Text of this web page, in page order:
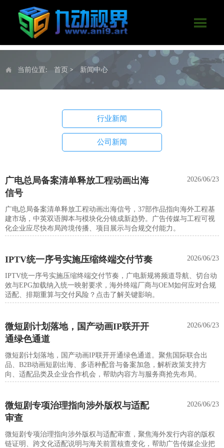

 当前位置: 首页 > 新闻中心
行业新闻
公司新闻
广电总局备案清单释放工程动画出海
信号
2026/06/23
广电总局备案清单释放工程动画出海信号，37部作品指向海外工程基
建市场，中英双语脚本与模块化分镜成新趋势。广告传媒与工程可视
化企业应尽快布局跨境传播、项目展示与合规交付能力。
IPTV统一序号实施压缩终端交付节奏 2026/06/23
IPTV统一序号实施压缩终端交付节奏，广电新规将频道导航、切台动
效与EPG加载纳入统一映射要求，海外终端厂商与OEM如何应对合规
适配、排期重算与交付风险？点击了解关键影响。
微短剧计划落地，国产动画IP联开开
通绿色通道
2026/06/23
微短剧计划落地，国产动画IP联开开通绿色通道。聚焦国际联合出
品、B2B动画短剧出海、多语种配音与备案加急，解析政策支持方
向、适配品类及企业合作机会，帮助内容方与服务商抢先布局。
微短剧专项治理指向涉外版权与适配
审查
2026/06/23
微短剧专项治理指向涉外版权与适配审查，聚焦海外发行内容的版权
链证明、跨文化适配说明与海关前置核查变化，帮助广告传媒企业把